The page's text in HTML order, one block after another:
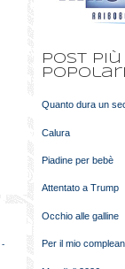
-
Post più
popolari
Quanto dura un
Calura
Piadine per bebè
Attentato a Trump
Occhio alle galline
Per il mio